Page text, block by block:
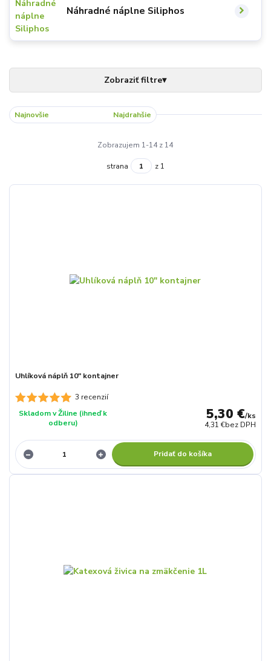
Náhradné náplne Siliphos
Najnovšie Najdrahšie
Zobrazujem 1-14 z 14
strana z 1
3 recenzií
Uhlíková náplň 10" kontajner
5,30 €/ks
4,31 €bez DPH
Skladom v Žiline (ihneď k
odberu)
Pridať do košíka